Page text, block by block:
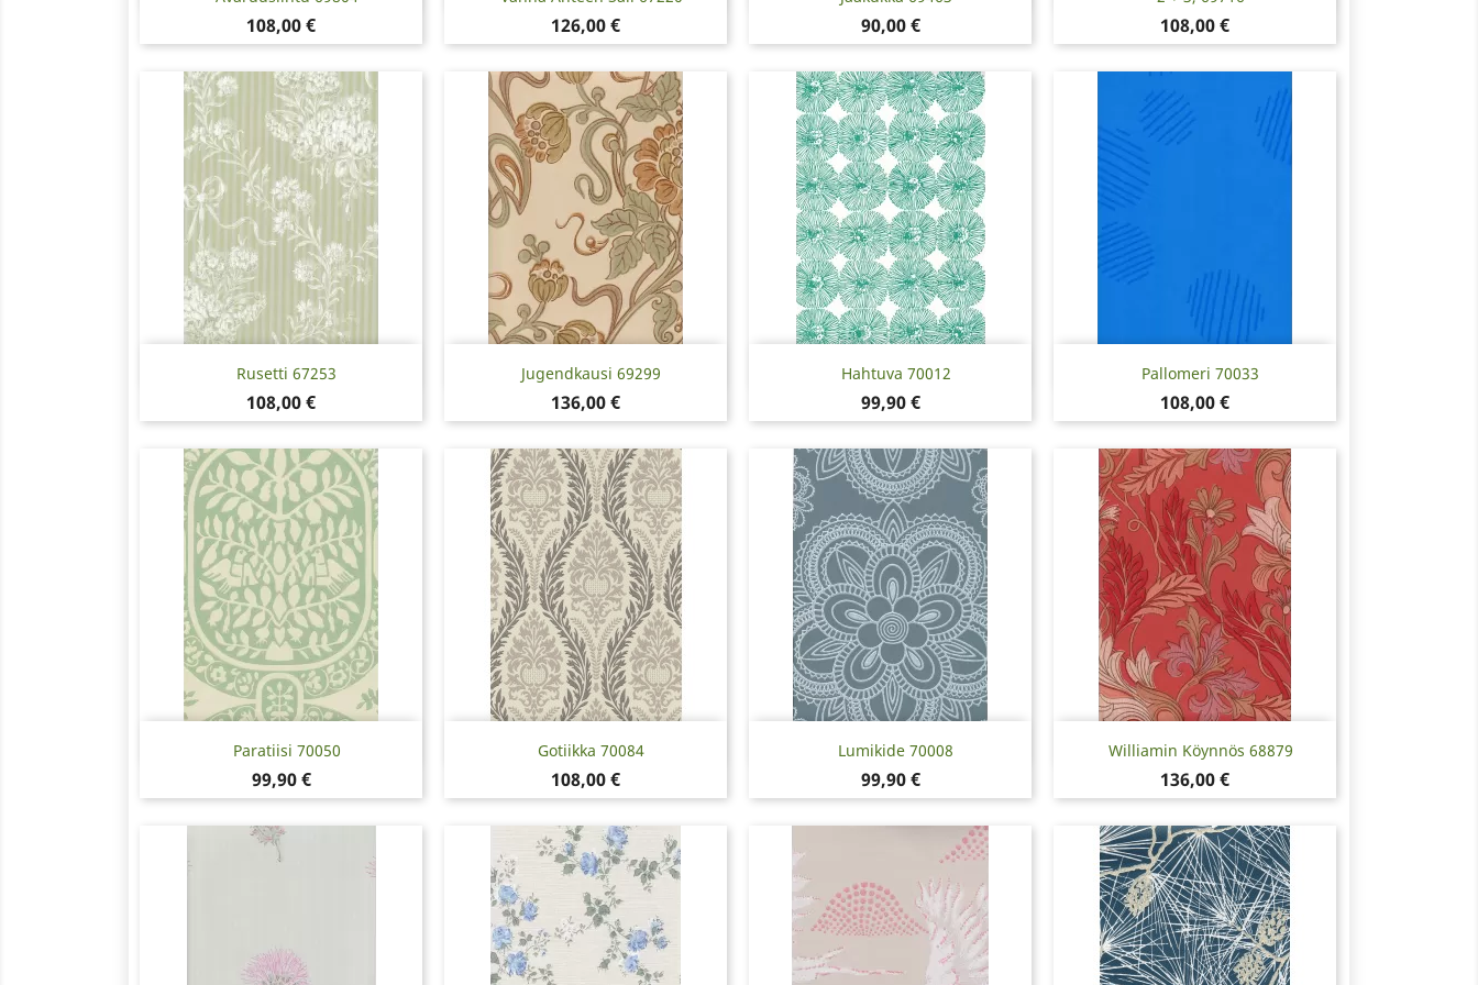
Hinta
108,00 € Hinta
126,00 € Hinta
90,00 € Hinta
108,00 €
Rusetti 67253
Hinta
108,00 €
Pikakatselu Jugendkausi 69299
Hinta
136,00 €
Pikakatselu Hahtuva 70012
Hinta
99,90 €
Pikakatselu Pallomeri 70033
Hinta
108,00 €
Pikakatselu
Paratiisi 70050
Hinta
99,90 €
Pikakatselu Gotiikka 70084
Hinta
108,00 €
Pikakatselu Lumikide 70008
Hinta
99,90 €
Pikakatselu Williamin Köynnös 68879
Hinta
136,00 €
Pikakatselu